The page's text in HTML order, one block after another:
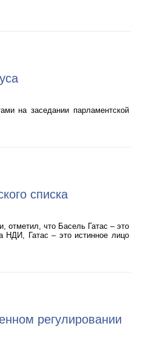
на заседании парламентской
списка
отметил, что Басель Гатас – это
НДИ, Гатас – это истинное лицо
регулировании